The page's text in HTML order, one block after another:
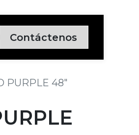
Contáctenos
PURPLE 48"